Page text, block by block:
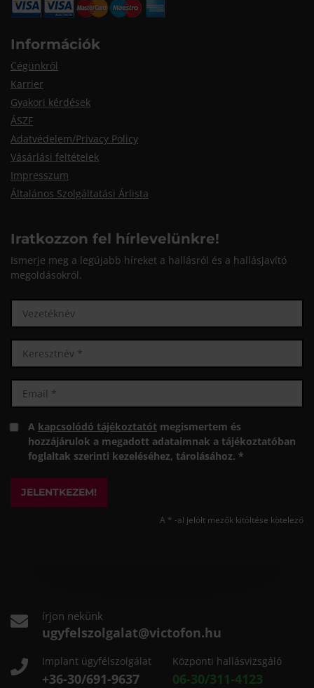
Információk
Cégünkről
Karrier
Gyakori kérdések
ÁSZF
Adatvédelem/Privacy Policy
Vásárlási feltételek
Impresszum
Általános Szolgáltatási Árlista
Iratkozzon fel hírlevelünkre!
Ismerje meg a legújabb híreket a hallásról és a hallásjavító
megoldásokról.
A kapcsolódó tájékoztatót megismertem és
hozzájárulok a megadott adataimnak a tájékoztatóban
foglaltak szerinti kezeléséhez, tárolásához. *
JELENTKEZEM!
A * -al jelölt mezők kitöltése kötelező
írjon nekünk
ugyfelszolgalat@victofon.hu
Implant ügyfélszolgálat
+36-30/691-9637
Központi hallásvizsgáló
06-30/311-4123